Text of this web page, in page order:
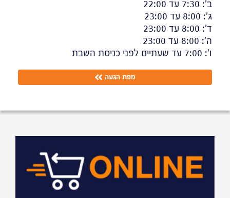
ב': 7:30 עד 22:00
ג': 8:00 עד 23:00
ד': 8:00 עד 23:00
ה': 8:00 עד 23:00
ו': 7:00 עד שעתיים לפני כניסת השבת
מפת הגעה